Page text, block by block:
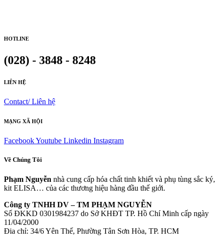
HOTLINE
(028) - 3848 - 8248
LIÊN HỆ
Contact/ Liên hệ
MẠNG XÃ HỘI
FacebookYoutube Linkedin Instagram
Về Chúng Tôi
Phạm Nguyễn nhà cung cấp hóa chất tinh khiết và phụ tùng sắc ký,
kit ELISA… của các thương hiệu hàng đầu thế giới.
Công ty TNHH DV – TM PHẠM NGUYỄN
Số ĐKKD 0301984237 do Sở KHĐT TP. Hồ Chí Minh cấp ngày
11/04/2000
Đia chỉ: 34/6 Yên Thế, Phường Tân Sơn Hòa, TP. HCM